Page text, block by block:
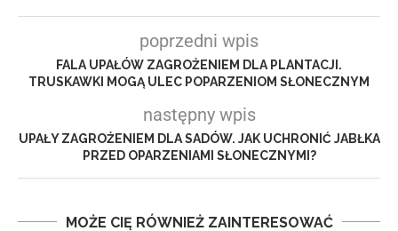
poprzedni wpis
FALA UPAŁÓW ZAGROŻENIEM DLA PLANTACJI.
TRUSKAWKI MOGĄ ULEC POPARZENIOM SŁONECZNYM
następny wpis
UPAŁY ZAGROŻENIEM DLA SADÓW. JAK UCHRONIĆ JABŁKA
PRZED OPARZENIAMI SŁONECZNYMI?
MOŻE CIĘ RÓWNIEŻ ZAINTERESOWAĆ